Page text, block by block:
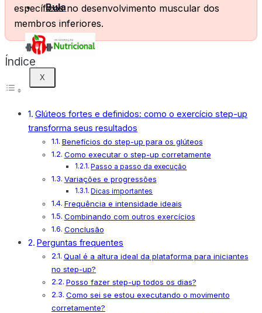
Bula
X
específicos no desenvolvimento muscular dos
membros inferiores.
Índice
Glúteos fortes e definidos: como o exercício step-up
transforma seus resultados
Benefícios do step-up para os glúteos
Como executar o step-up corretamente
Passo a passo da execução
Variações e progressões
Dicas importantes
Frequência e intensidade ideais
Combinando com outros exercícios
Conclusão
Perguntas frequentes
Qual é a altura ideal da plataforma para iniciantes
no step-up?
Posso fazer step-up todos os dias?
Como sei se estou executando o movimento
corretamente?